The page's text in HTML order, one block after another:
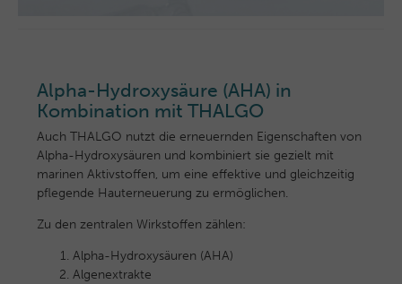
Alpha-Hydroxysäure (AHA) in
Kombination mit THALGO
Auch THALGO nutzt die erneuernden Eigenschaften von
Alpha-Hydroxysäuren und kombiniert sie gezielt mit
marinen Aktivstoffen, um eine effektive und gleichzeitig
pflegende Hauterneuerung zu ermöglichen.
Zu den zentralen Wirkstoffen zählen:
Alpha-Hydroxysäuren (AHA)
Algenextrakte